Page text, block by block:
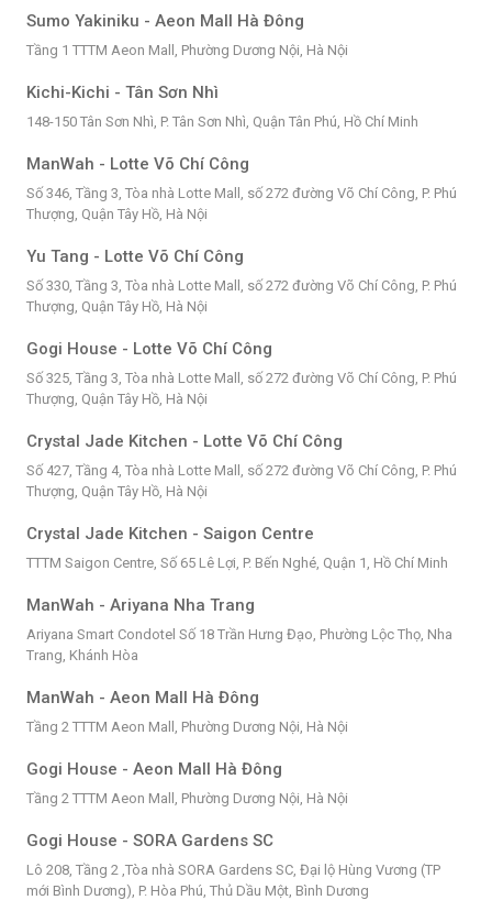
Sumo Yakiniku - Aeon Mall Hà Đông
Tầng 1 TTTM Aeon Mall, Phường Dương Nội, Hà Nội
Kichi-Kichi - Tân Sơn Nhì
148-150 Tân Sơn Nhì, P. Tân Sơn Nhì, Quận Tân Phú, Hồ Chí Minh
ManWah - Lotte Võ Chí Công
Số 346, Tầng 3, Tòa nhà Lotte Mall, số 272 đường Võ Chí Công, P. Phú
Thượng, Quận Tây Hồ, Hà Nội
Yu Tang - Lotte Võ Chí Công
Số 330, Tầng 3, Tòa nhà Lotte Mall, số 272 đường Võ Chí Công, P. Phú
Thượng, Quận Tây Hồ, Hà Nội
Gogi House - Lotte Võ Chí Công
Số 325, Tầng 3, Tòa nhà Lotte Mall, số 272 đường Võ Chí Công, P. Phú
Thượng, Quận Tây Hồ, Hà Nội
Crystal Jade Kitchen - Lotte Võ Chí Công
Số 427, Tầng 4, Tòa nhà Lotte Mall, số 272 đường Võ Chí Công, P. Phú
Thượng, Quận Tây Hồ, Hà Nội
Crystal Jade Kitchen - Saigon Centre
TTTM Saigon Centre, Số 65 Lê Lợi, P. Bến Nghé, Quận 1, Hồ Chí Minh
ManWah - Ariyana Nha Trang
Ariyana Smart Condotel Số 18 Trần Hưng Đạo, Phường Lộc Thọ, Nha
Trang, Khánh Hòa
ManWah - Aeon Mall Hà Đông
Tầng 2 TTTM Aeon Mall, Phường Dương Nội, Hà Nội
Gogi House - Aeon Mall Hà Đông
Tầng 2 TTTM Aeon Mall, Phường Dương Nội, Hà Nội
Gogi House - SORA Gardens SC
Lô 208, Tầng 2 ,Tòa nhà SORA Gardens SC, Đại lộ Hùng Vương (TP
mới Bình Dương), P. Hòa Phú, Thủ Dầu Một, Bình Dương